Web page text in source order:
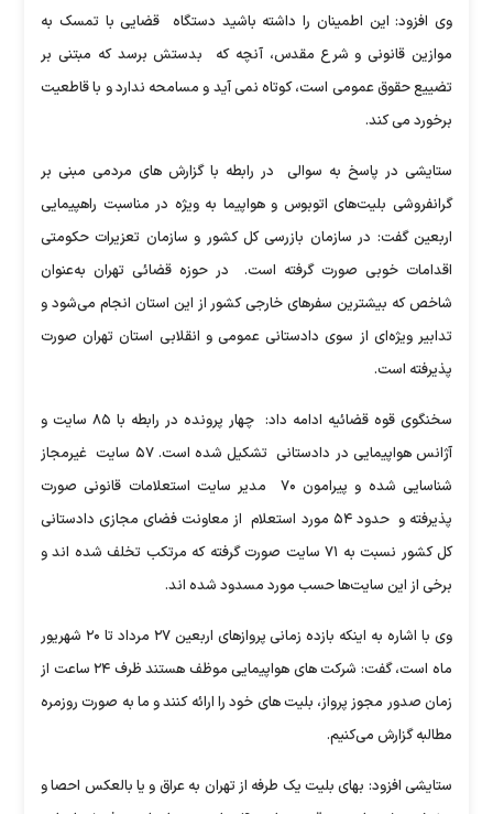
وی افزود: این اطمینان را داشته باشید دستگاه قضایی با تمسک به
موازین قانونی و شرع مقدس، آنچه که بدستش برسد که مبتنی بر
تضییع حقوق عمومی است، کوتاه نمی آید و مسامحه ندارد و با قاطعیت
برخورد می کند.
ستایشی در پاسخ به سوالی در رابطه با گزارش های مردمی مبنی بر
گرانفروشی بلیت‌های اتوبوس و هواپیما به ویژه در مناسبت راهپیمایی
اربعین گفت: در سازمان بازرسی کل کشور و سازمان تعزیرات حکومتی
اقدامات خوبی صورت گرفته است. در حوزه قضائی تهران به‌عنوان
شاخص که بیشترین سفرهای خارجی کشور از این استان انجام می‌شود و
تدابیر ویژه‌ای از سوی دادستانی عمومی و انقلابی استان تهران صورت
پذیرفته است.
سخنگوی قوه قضائیه ادامه داد: چهار پرونده در رابطه با ۸۵ سایت و
آژانس هواپیمایی در دادستانی تشکیل شده است. ۵۷ سایت غیرمجاز
شناسایی شده و پیرامون ۷۰ مدیر سایت استعلامات قانونی صورت
پذیرفته و حدود ۵۴ مورد استعلام از معاونت فضای مجازی دادستانی
کل کشور نسبت به ۷۱ سایت صورت گرفته که مرتکب تخلف شده اند و
برخی از این سایت‌ها حسب مورد مسدود شده اند.
وی با اشاره به اینکه بازده زمانی پروازهای اربعین ۲۷ مرداد تا ۲۰ شهریور
ماه است، گفت: شرکت های هواپیمایی موظف هستند ظرف ۲۴ ساعت از
زمان صدور مجوز پرواز، بلیت های خود را ارائه کنند و ما به صورت روزمره
مطالبه گزارش می‌کنیم.
ستایشی افزود: بهای بلیت یک طرفه از تهران به عراق و یا بالعکس احصا و